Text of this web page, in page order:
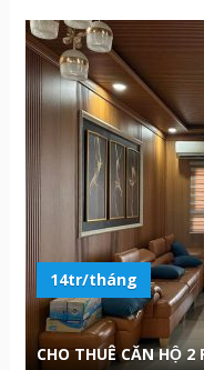
14tr/tháng
CHO THUÊ CĂN HỘ